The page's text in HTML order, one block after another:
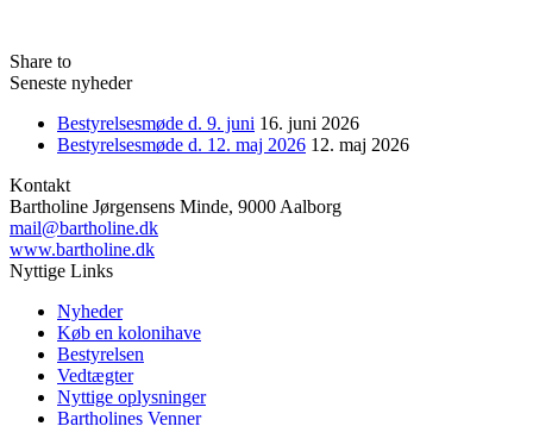
Share to
Seneste nyheder
Bestyrelsesmøde d. 9. juni 16. juni 2026
Bestyrelsesmøde d. 12. maj 2026 12. maj 2026
Kontakt
Bartholine Jørgensens Minde, 9000 Aalborg
mail@bartholine.dk
www.bartholine.dk
Nyttige Links
Nyheder
Køb en kolonihave
Bestyrelsen
Vedtægter
Nyttige oplysninger
Bartholines Venner